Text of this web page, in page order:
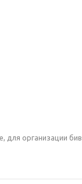
для организации